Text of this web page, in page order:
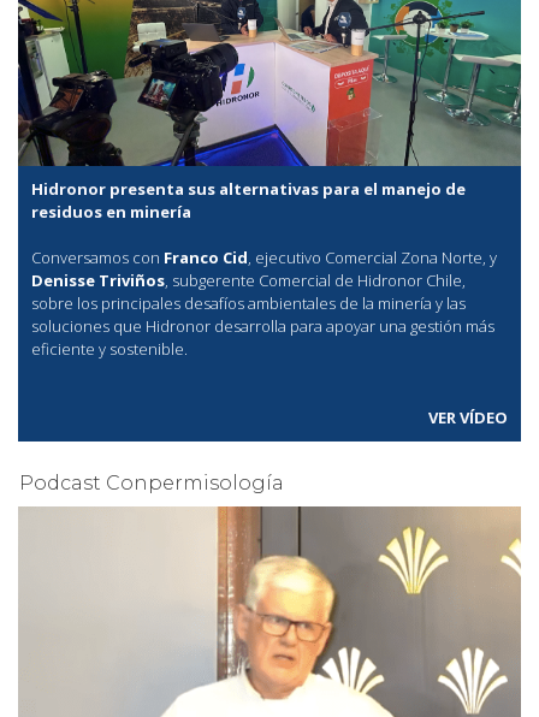
Hidronor presenta sus alternativas para el manejo de
residuos en minería
Conversamos con Franco Cid, ejecutivo Comercial Zona Norte, y
Denisse Triviños, subgerente Comercial de Hidronor Chile,
sobre los principales desafíos ambientales de la minería y las
soluciones que Hidronor desarrolla para apoyar una gestión más
eficiente y sostenible.
VER VÍDEO
Podcast Conpermisología